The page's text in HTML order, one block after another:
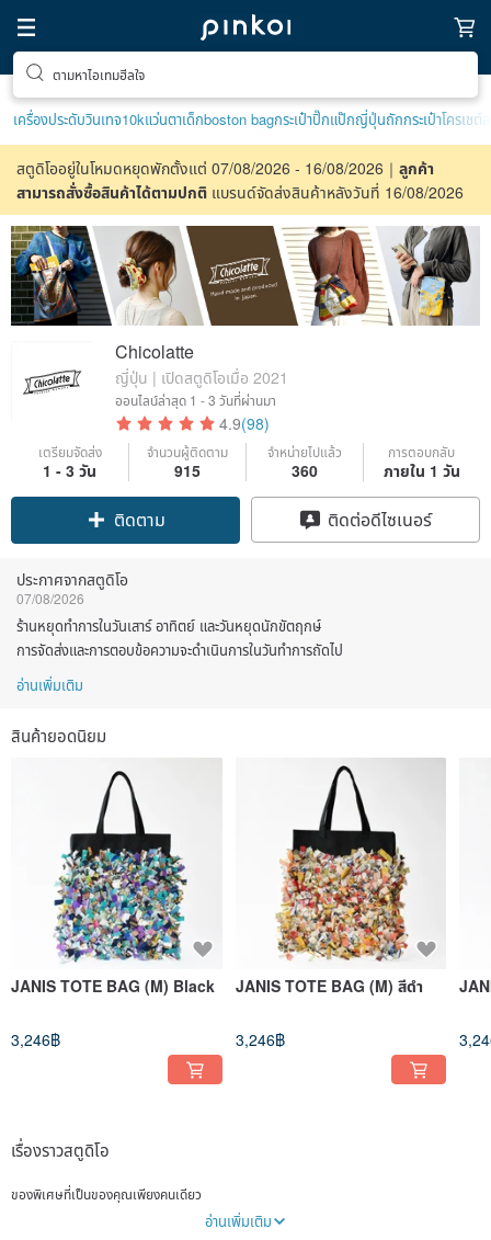
ค้นหางานดีไซน์ไม่ซ้ำใคร
เครื่องประดับวินเทจ10kแว่นตาเด็กboston bagกระเป๋าปิ๊กแป๊กญี่ปุ่นถักกระเป๋าโครเชต์
สตูดิโออยู่ในโหมดหยุดพักตั้งแต่ 07/08/2026 - 16/08/2026｜ ลูกค้า
สามารถสั่งซื้อสินค้าได้ตามปกติ แบรนด์จัดส่งสินค้าหลังวันที่ 16/08/2026
Chicolatte
ญี่ปุ่น | เปิดสตูดิโอเมื่อ 2021
ออนไลน์ล่าสุด 1 - 3 วันที่ผ่านมา
4.9(98)
เตรียมจัดส่ง
1 - 3 วัน
จำนวนผู้ติดตาม
915
จำหน่ายไปแล้ว
360
การตอบกลับ
ภายใน 1 วัน
ติดตาม ติดต่อดีไซเนอร์
ประกาศจากสตูดิโอ
07/08/2026
ร้านหยุดทำการในวันเสาร์ อาทิตย์ และวันหยุดนักขัตฤกษ์
การจัดส่งและการตอบข้อความจะดำเนินการในวันทำการถัดไป
อ่านเพิ่มเติม
สินค้ายอดนิยม
JANIS TOTE BAG (M) Black
3,246฿
JANIS TOTE BAG (M) สีดำ
3,246฿
เรื่องราวสตูดิโอ
ของพิเศษที่เป็นของคุณเพียงคนเดียว
นำวัสดุ ลวดลาย และเสน่ห์จากหลากหลายยุคสมัยมาผสมผสานกัน
อ่านเพิ่มเติม